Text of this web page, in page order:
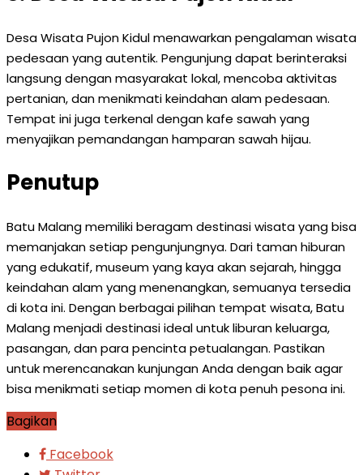
Desa Wisata Pujon Kidul menawarkan pengalaman wisata
pedesaan yang autentik. Pengunjung dapat berinteraksi
langsung dengan masyarakat lokal, mencoba aktivitas
pertanian, dan menikmati keindahan alam pedesaan.
Tempat ini juga terkenal dengan kafe sawah yang
menyajikan pemandangan hamparan sawah hijau.
Penutup
Batu Malang memiliki beragam destinasi wisata yang bisa
memanjakan setiap pengunjungnya. Dari taman hiburan
yang edukatif, museum yang kaya akan sejarah, hingga
keindahan alam yang menenangkan, semuanya tersedia
di kota ini. Dengan berbagai pilihan tempat wisata, Batu
Malang menjadi destinasi ideal untuk liburan keluarga,
pasangan, dan para pencinta petualangan. Pastikan
untuk merencanakan kunjungan Anda dengan baik agar
bisa menikmati setiap momen di kota penuh pesona ini.
Bagikan
Facebook